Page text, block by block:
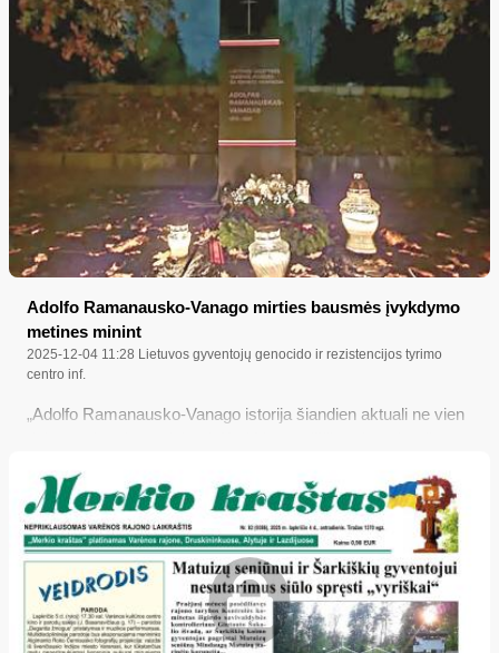
Adolfo Ramanausko-Vanago mirties bausmės įvykdymo
metines minint
2025-12-04 11:28 Lietuvos gyventojų genocido ir rezistencijos tyrimo
centro inf.
„Adolfo Ramanausko-Vanago istorija šiandien aktuali ne vien
saugojo bunkeriuose: vidinę tiesą, atsakomybės jausmą ir
atsparumą melui“, – sako istorikas dr. Arūnas Bubnys...